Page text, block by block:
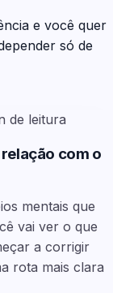
e você quer
só de
de leitura
com o
mentais que
vai ver o que
a corrigir
rota mais clara